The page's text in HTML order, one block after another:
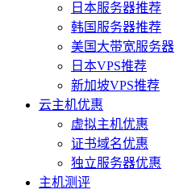
日本服务器推荐
韩国服务器推荐
美国大带宽服务器
日本VPS推荐
新加坡VPS推荐
云主机优惠
虚拟主机优惠
证书域名优惠
独立服务器优惠
主机测评